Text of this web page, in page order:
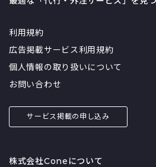
利用規約
広告掲載サービス利用規約
個人情報の取り扱いについて
お問い合わせ
サービス掲載の申し込み
株式会社Coneについて